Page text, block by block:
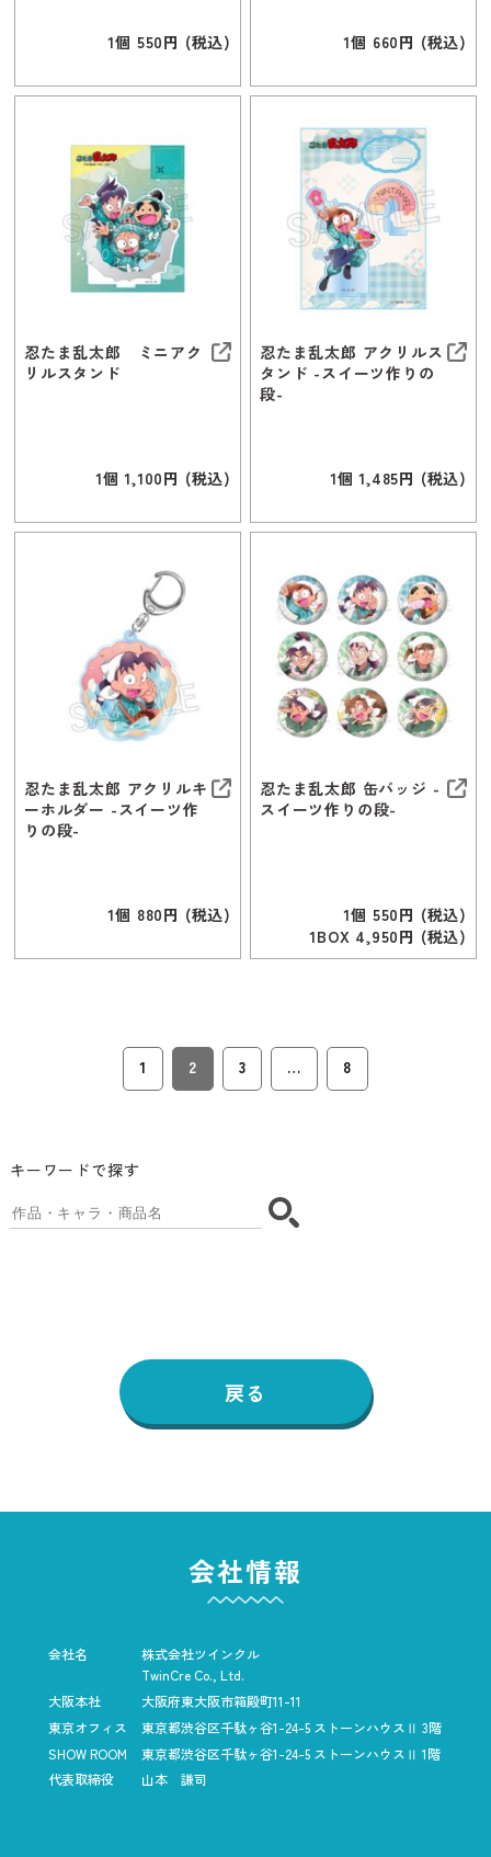
1個 550円 (税込) 1個 660円 (税込)
忍たま乱太郎 ミニアク
リルスタンド
1個 1,100円 (税込)
忍たま乱太郎 アクリルス
タンド -スイーツ作りの
段-
1個 1,485円 (税込)
忍たま乱太郎 アクリルキ
ーホルダー -スイーツ作
りの段-
1個 880円 (税込)
忍たま乱太郎 缶バッジ -
スイーツ作りの段-
1個 550円 (税込)
1BOX 4,950円 (税込)
1 2 3 … 8
キーワードで探す
戻る
会社情報
会社名
株式会社ツインクル
TwinCre Co., Ltd.
大阪本社
大阪府東大阪市箱殿町11-11
東京オフィス
東京都渋谷区千駄ヶ谷1-24-5 ストーンハウスⅡ 3階
SHOW ROOM
東京都渋谷区千駄ヶ谷1-24-5 ストーンハウスⅡ 1階
代表取締役
山本 謙司